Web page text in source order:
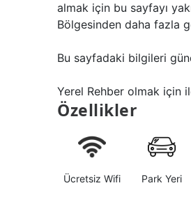
almak için bu sayfayı
Bölgesinden daha fazla
Bu sayfadaki bilgileri
Yerel Rehber olmak için
Özellikler
Ücretsiz Wifi Park Yeri